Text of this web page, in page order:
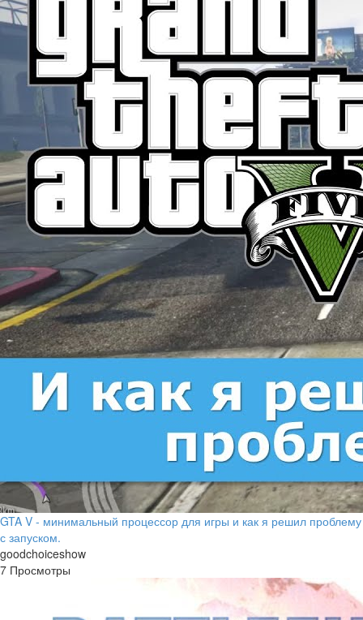
GTA V - минимальный процессор для игры и как я решил проблему
с запуском.
goodchoiceshow
7 Просмотры